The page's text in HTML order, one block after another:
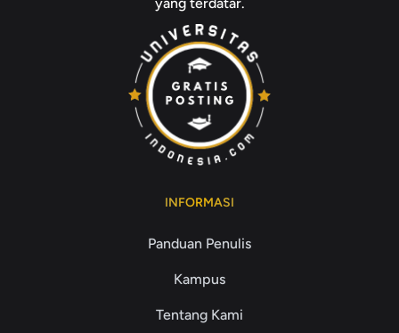
INFORMASI
Panduan Penulis
Kampus
Tentang Kami